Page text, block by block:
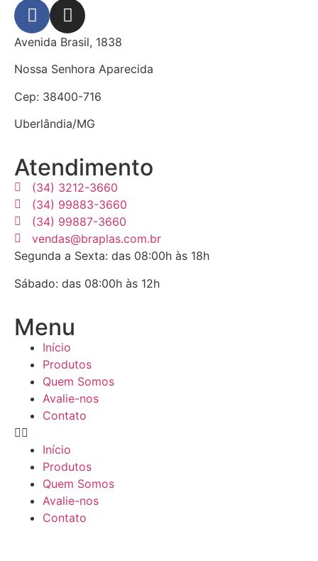
Avenida Brasil, 1838
Nossa Senhora Aparecida
Cep: 38400-716
Uberlândia/MG
Atendimento
(34) 3212-3660
(34) 99883-3660
(34) 99887-3660
vendas@braplas.com.br
Segunda a Sexta: das 08:00h às 18h
Sábado: das 08:00h às 12h
Menu
Início
Produtos
Quem Somos
Avalie-nos
Contato
Início
Produtos
Quem Somos
Avalie-nos
Contato